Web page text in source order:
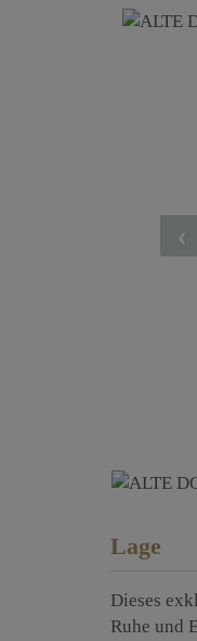
Lage
Dieses
Ruhe und